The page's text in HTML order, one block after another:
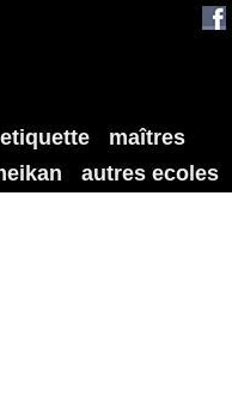
etiquette
maîtres
autres ecoles